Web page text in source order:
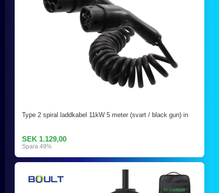
Type 2 spiral laddkabel 11kW 5 meter (svart / black gun) in
SEK 1.129,00
Spara 49%